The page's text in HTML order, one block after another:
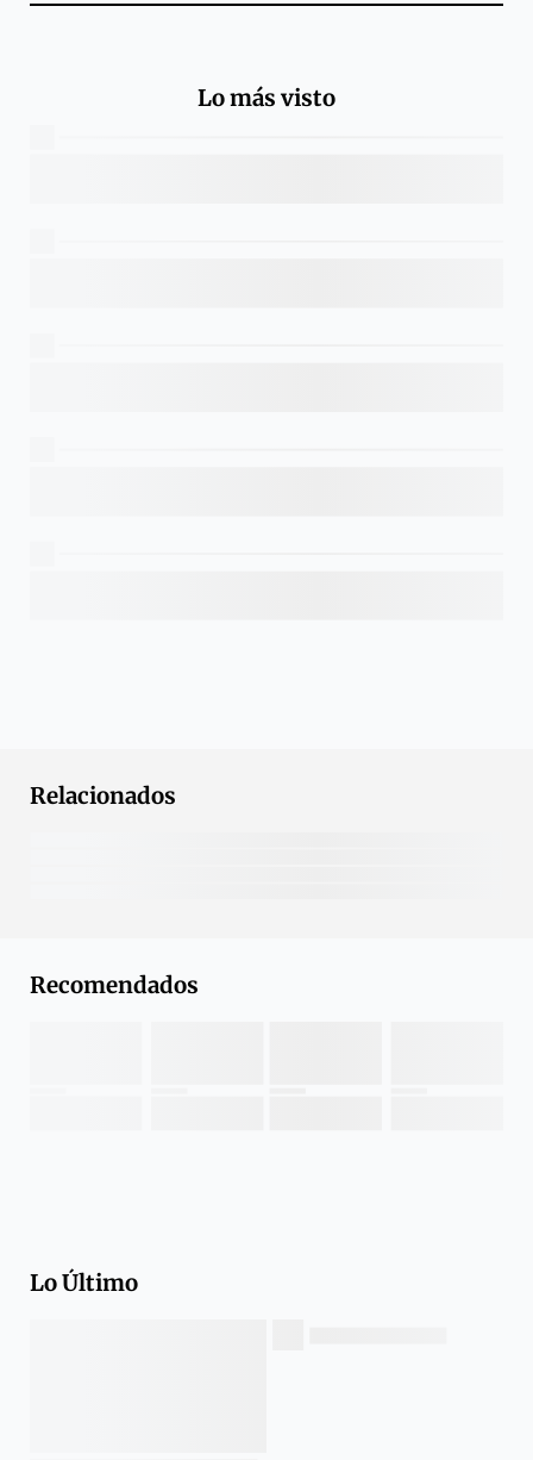
Lo más visto
Relacionados
Recomendados
Lo Último